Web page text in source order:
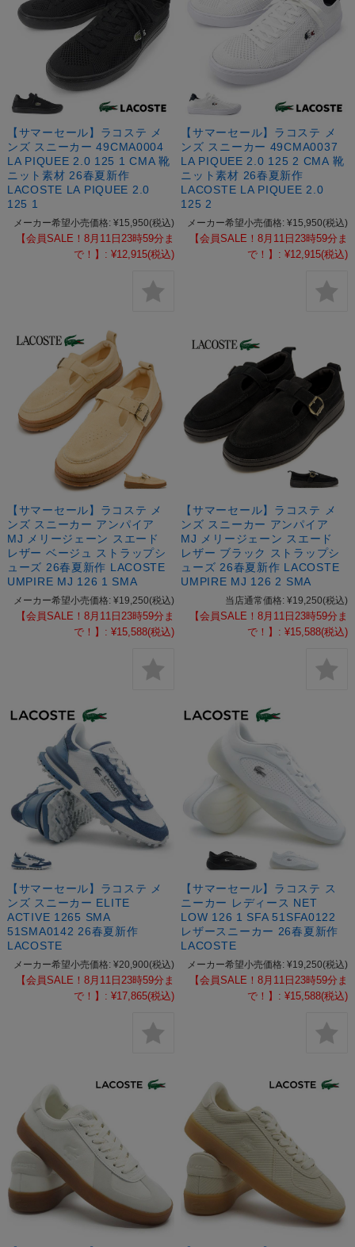
【サマーセール】ラコステ メ
ンズ スニーカー 49CMA0004
LA PIQUEE 2.0 125 1 CMA 靴
ニット素材 26春夏新作
LACOSTE LA PIQUEE 2.0
125 1
メーカー希望小売価格: ¥15,950(税込)
【会員SALE！8月11日23時59分ま
で！】: ¥12,915(税込)
【サマーセール】ラコステ メ
ンズ スニーカー 49CMA0037
LA PIQUEE 2.0 125 2 CMA 靴
ニット素材 26春夏新作
LACOSTE LA PIQUEE 2.0
125 2
メーカー希望小売価格: ¥15,950(税込)
【会員SALE！8月11日23時59分ま
で！】: ¥12,915(税込)
【サマーセール】ラコステ メ
ンズ スニーカー アンパイア
MJ メリージェーン スエード
レザー ベージュ ストラップシ
ューズ 26春夏新作 LACOSTE
UMPIRE MJ 126 1 SMA
メーカー希望小売価格: ¥19,250(税込)
【会員SALE！8月11日23時59分ま
で！】: ¥15,588(税込)
【サマーセール】ラコステ メ
ンズ スニーカー アンパイア
MJ メリージェーン スエード
レザー ブラック ストラップシ
ューズ 26春夏新作 LACOSTE
UMPIRE MJ 126 2 SMA
当店通常価格: ¥19,250(税込)
【会員SALE！8月11日23時59分ま
で！】: ¥15,588(税込)
【サマーセール】ラコステ メ
ンズ スニーカー ELITE
ACTIVE 1265 SMA
51SMA0142 26春夏新作
LACOSTE
メーカー希望小売価格: ¥20,900(税込)
【会員SALE！8月11日23時59分ま
で！】: ¥17,865(税込)
【サマーセール】ラコステ ス
ニーカー レディース NET
LOW 126 1 SFA 51SFA0122
レザースニーカー 26春夏新作
LACOSTE
メーカー希望小売価格: ¥19,250(税込)
【会員SALE！8月11日23時59分ま
で！】: ¥15,588(税込)